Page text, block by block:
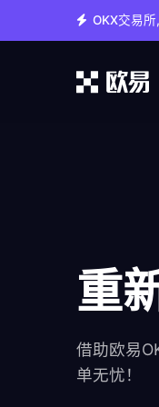
OKX交易
重
借助欧易
单无忧！